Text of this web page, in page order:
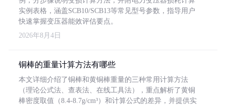
实例表格，涵盖SCB10/SCB13等常见型号参数，指导用户
快速掌握变压器能效评估要点。
2026年8月4日
铜棒的重量计算方法有哪些
本文详细介绍了铜棒和黄铜棒重量的三种常用计算方法
（理论公式法、查表法、在线工具法），重点解析了黄铜
棒密度取值（8.4-8.7g/cm³）和计算公式的差异，并提供实